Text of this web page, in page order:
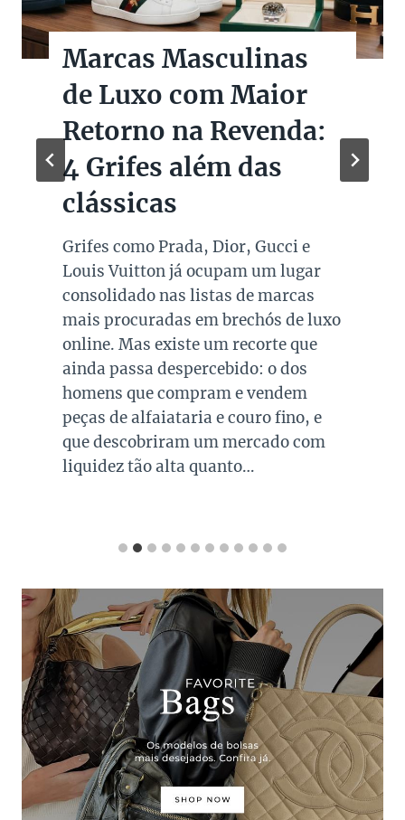
Marcas Masculinas
de Luxo com Maior
Retorno na Revenda:
4 Grifes além das
clássicas
Grifes como Prada, Dior, Gucci e
Louis Vuitton já ocupam um lugar
consolidado nas listas de marcas
mais procuradas em brechós de luxo
online. Mas existe um recorte que
ainda passa despercebido: o dos
homens que compram e vendem
peças de alfaiataria e couro fino, e
que descobriram um mercado com
liquidez tão alta quanto…